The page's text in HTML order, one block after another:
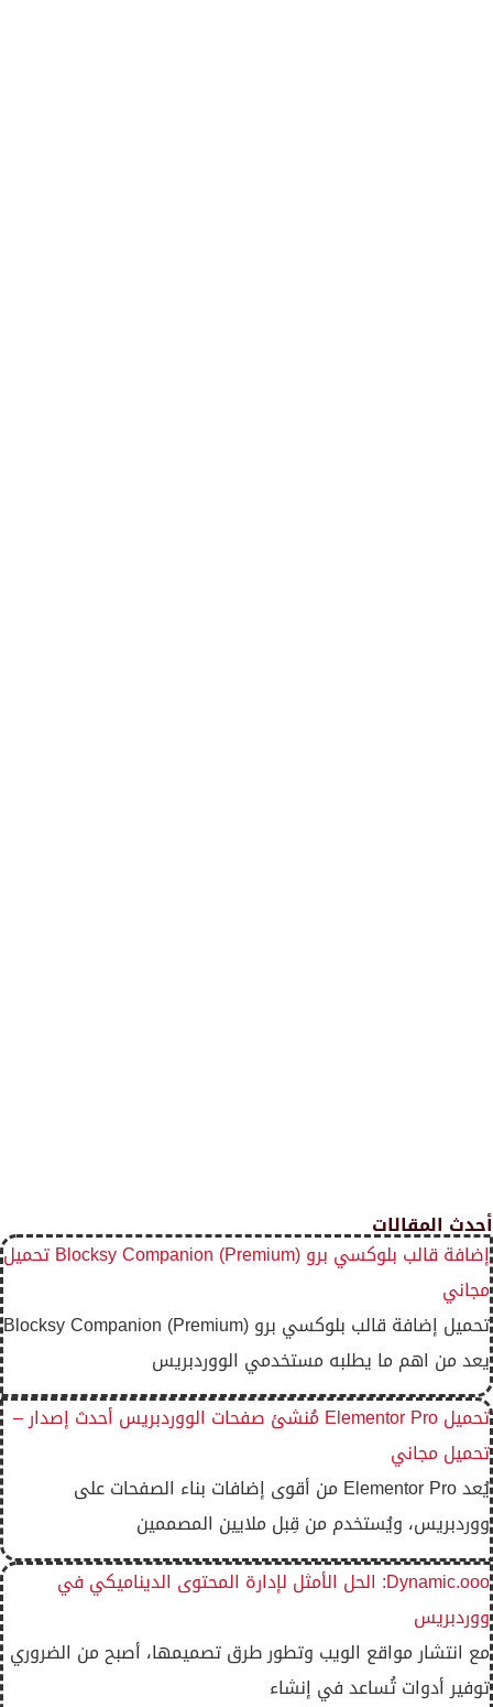
أحدث المقالات
إضافة قالب بلوكسي برو Blocksy Companion (Premium) تحميل
مجاني
تحميل إضافة قالب بلوكسي برو Blocksy Companion (Premium)
يعد من اهم ما يطلبه مستخدمي الووردبريس
تحميل Elementor Pro مُنشئ صفحات الووردبريس أحدث إصدار –
تحميل مجاني
يُعد Elementor Pro من أقوى إضافات بناء الصفحات على
ووردبريس، ويُستخدم من قِبل ملايين المصممين
Dynamic.ooo: الحل الأمثل لإدارة المحتوى الديناميكي في
ووردبريس
مع انتشار مواقع الويب وتطور طرق تصميمها، أصبح من الضروري
توفير أدوات تُساعد في إنشاء